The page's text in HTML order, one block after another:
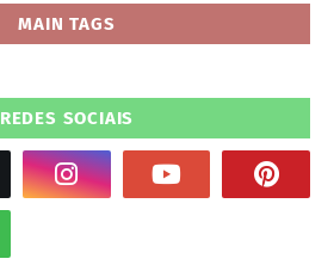
MAIN TAGS
REDES SOCIAIS